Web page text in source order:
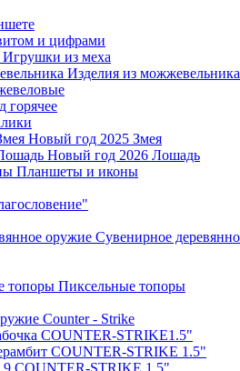
и цифрами
Игрушки из меха
Изделия из можжевельника
горячее
Новый год 2025 Змея
Новый год 2026 Лошадь
Планшеты и иконы
Сувенирное
Пиксельные топоры
Counter - Strike
COUNTER-STRIKE1.5"
COUNTER-STRIKE 1.5"
COUNTER-STRIKE 1.5"